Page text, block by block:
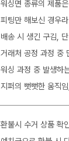
워싱면 종류의 제품
피팅만 해보신 경우
배송 시 생긴 구김,
거래처 공정 과정 중
워싱 과정 중 발생하
지퍼의 뻣뻣한 움직
환불시 수거 상품 확